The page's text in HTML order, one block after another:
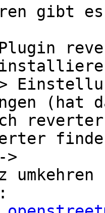
gibt
Plugin
(hat
>
umkehren